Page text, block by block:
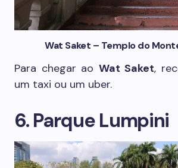
Wat Saket – Templo do
Para chegar ao Wat Saket,
um taxi ou um uber.
6. Parque Lumpini